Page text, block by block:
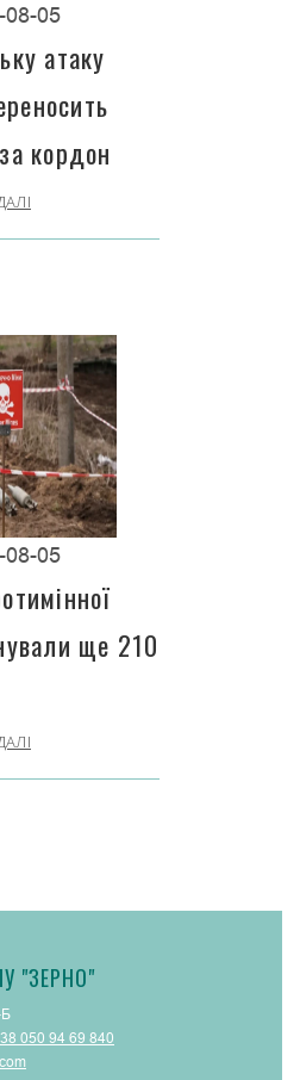
08-05
атаку
кордон
08-05
ще 210
"ЗЕРНО"
Б
050 94 69 840